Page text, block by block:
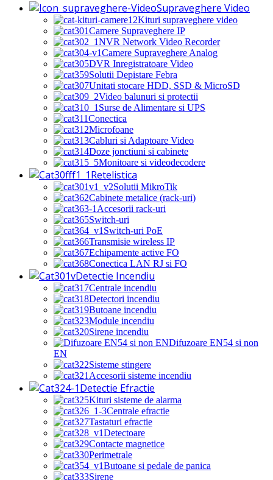
Supraveghere Video
Kituri supraveghere video
Camere Supraveghere IP
NVR Network Video Recorder
Camere Supraveghere Analog
DVR Inregistratoare Video
Solutii Depistare Febra
Unitati stocare HDD, SSD & MicroSD
Video balunuri si protectii
Surse de Alimentare si UPS
Conectica
Microfoane
Cabluri si Adaptoare Video
Doze jonctiuni si cabinete
Monitoare si videodecodere
Retelistica
Solutii MikroTik
Cabinete metalice (rack-uri)
Accesorii rack-uri
Switch-uri
Switch-uri PoE
Transmisie wireless IP
Echipamente active FO
Conectica LAN RJ si FO
Detectie Incendiu
Centrale incendiu
Detectori incendiu
Butoane incendiu
Module incendiu
Sirene incendiu
Difuzoare EN54 si non
EN
Sisteme stingere
Accesorii sisteme incendiu
Detectie Efractie
Kituri sisteme de alarma
Centrale efractie
Tastaturi efractie
Detectoare
Contacte magnetice
Perimetrale
Butoane si pedale de panica
Sirene